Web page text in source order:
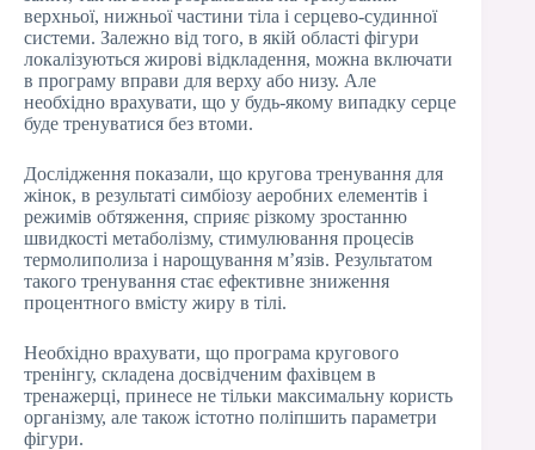
верхньої, нижньої частини тіла і серцево-судинної
системи. Залежно від того, в якій області фігури
локалізуються жирові відкладення, можна включати
в програму вправи для верху або низу. Але
необхідно врахувати, що у будь-якому випадку серце
буде тренуватися без втоми.
Дослідження показали, що кругова тренування для
жінок, в результаті симбіозу аеробних елементів і
режимів обтяження, сприяє різкому зростанню
швидкості метаболізму, стимулювання процесів
термолиполиза і нарощування м’язів. Результатом
такого тренування стає ефективне зниження
процентного вмісту жиру в тілі.
Необхідно врахувати, що програма кругового
тренінгу, складена досвідченим фахівцем в
тренажерці, принесе не тільки максимальну користь
організму, але також істотно поліпшить параметри
фігури.